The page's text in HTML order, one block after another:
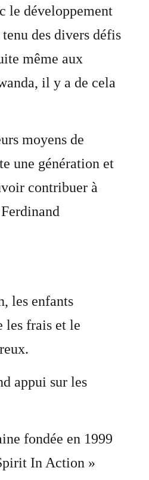
le développement
des divers défis
même aux
il y a de cela
moyens de
une génération et
contribuer à
les enfants
les frais et le
appui sur les
fondée en 1999
In Action »